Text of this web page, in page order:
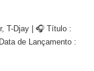
T-Djay | 🎧 Título :
de Lançamento :